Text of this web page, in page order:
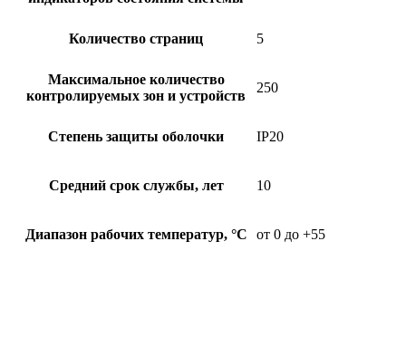
Количество страниц 5
Максимальное количество
контролируемых зон и устройств
250
Степень защиты оболочки IP20
Средний срок службы, лет 10
Диапазон рабочих температур, °С от 0 до +55